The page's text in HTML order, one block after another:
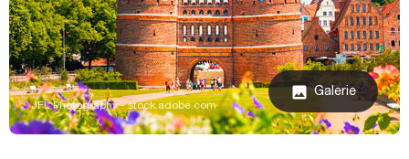
imageGalerie
JFL Photography - stock.adobe.com